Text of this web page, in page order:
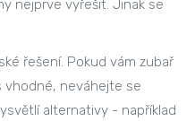
nejprve vyřešit. Jinak se
řešení. Pokud vám zubař
vhodné, neváhejte se
alternativy - například